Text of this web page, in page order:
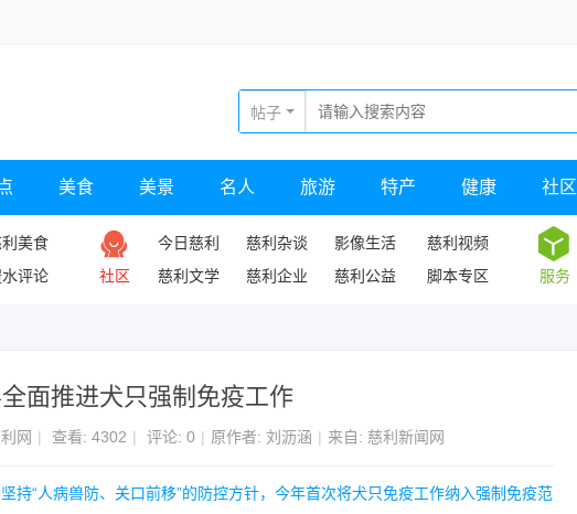
帖子
美食 美景 名人 旅游 特产 健康 社区
美食
评论 社区
今日慈利 慈利杂谈 影像生活
慈利视频
慈利文学
慈利企业 慈利公益 脚本专区 服务
面推进犬只强制免疫工作
网 | 查看: 4302 | 评论: 0 | 原作者: 刘沥涵 | 来自: 慈利新闻网
持“人病兽防、关口前移”的防控方针，今年首次将犬只免疫工作纳入强制免疫范